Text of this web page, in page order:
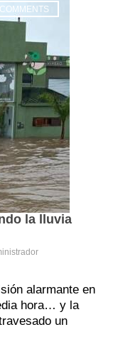
la lluvia
alarmante en
hora… y la
un